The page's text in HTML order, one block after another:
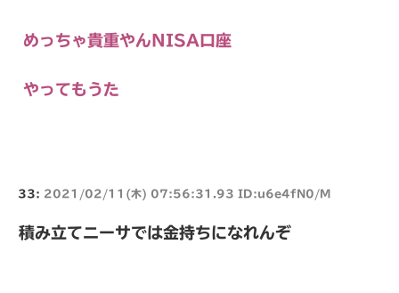
めっちゃ貴重やんNISA口座
やってもうた
33: 2021/02/11(木) 07:56:31.93 ID:u6e4fN0/M
積み立てニーサでは金持ちになれんぞ